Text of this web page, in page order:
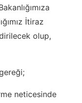
İtiraz
olup,
neticesinde